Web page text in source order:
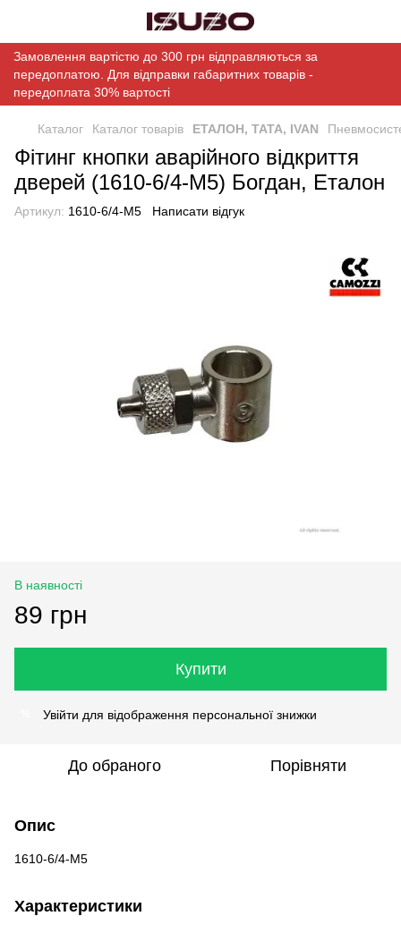
Замовлення вартістю до 300 грн відправляються за
передоплатою. Для відправки габаритних товарів -
передоплата 30% вартості
Каталог Каталог товарів ЕТАЛОН, ТАТА, IVAN
Фітинг кнопки аварійного відкриття
дверей (1610-6/4-M5) Богдан, Еталон
Артикул: 1610-6/4-M5 Написати відгук
В наявності
89 грн
Купити
Увійти для відображення персональної знижки
До обраного Порівняти
Опис
1610-6/4-M5
Характеристики